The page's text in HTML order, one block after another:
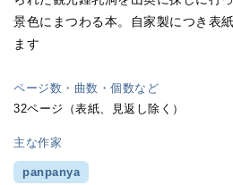
景色にまつわる本。自家製につき表
ます
ページ数・曲数・個数など
32ページ（表紙、見返し除く）
主な作家
panpanya